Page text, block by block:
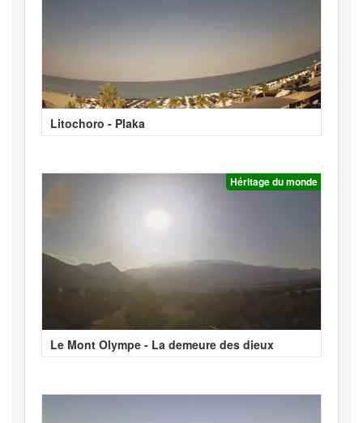
Litochoro - Plaka
Héritage du monde
Le Mont Olympe - La demeure des dieux